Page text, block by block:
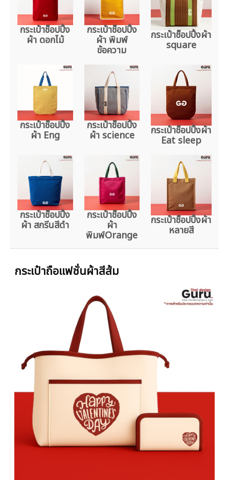
กระเป๋าช็อปปิ้ง
ผ้า ดอกไม้
กระเป๋าช็อปปิ้ง
ผ้า พิมพ์
ข้อความ
กระเป๋าช็อปปิ้งผ้า
square
กระเป๋าช็อปปิ้ง
ผ้า Eng
กระเป๋าช็อปปิ้ง
ผ้า science กระเป๋าช็อปปิ้งผ้า
Eat sleep
กระเป๋าช็อปปิ้ง
ผ้า สกรีนสีดำ
กระเป๋าช็อปปิ้ง
ผ้า
พิมพ์Orange
กระเป๋าช็อปปิ้งผ้า
หลายสี
กระเป๋าถือแฟชั่นผ้าสีส้ม